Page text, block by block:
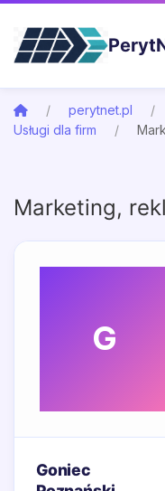
perytnet.pl
Usługi dla firm
Marketing,
G
Goniec